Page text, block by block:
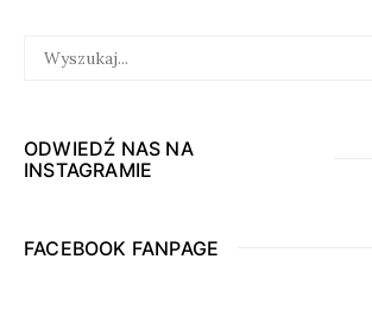
FOR:
ODWIEDŹ NAS NA
INSTAGRAMIE
FACEBOOK FANPAGE